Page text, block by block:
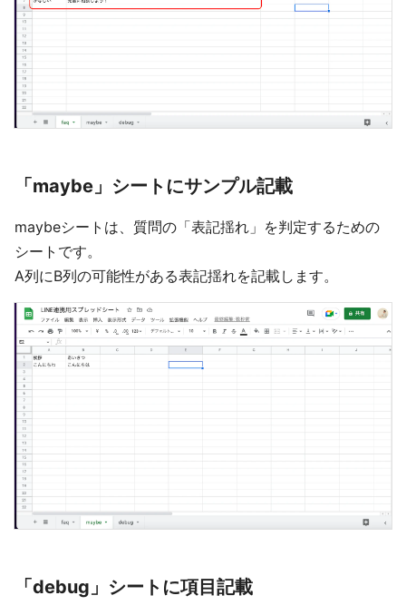
「maybe」シートにサンプル記載
maybeシートは、質問の「表記揺れ」を判定するための
シートです。
A列にB列の可能性がある表記揺れを記載します。
「debug」シートに項目記載